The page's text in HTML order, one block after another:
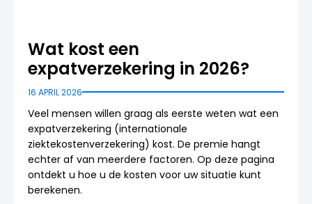
Wat kost een
expatverzekering in 2026?
16 APRIL 2026
Veel mensen willen graag als eerste weten wat een
expatverzekering (internationale
ziektekostenverzekering) kost. De premie hangt
echter af van meerdere factoren. Op deze pagina
ontdekt u hoe u de kosten voor uw situatie kunt
berekenen.